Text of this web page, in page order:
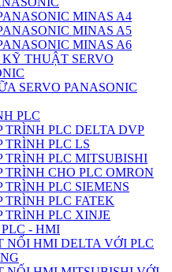
MINAS A4
MINAS A5
MINAS A6
KỸ THUẬT SERVO
SERVO PANASONIC
PLC
TRÌNH PLC DELTA DVP
TRÌNH PLC LS
TRÌNH PLC MITSUBISHI
TRÌNH CHO PLC OMRON
TRÌNH PLC SIEMENS
TRÌNH PLC FATEK
TRÌNH PLC XINJE
- HMI
NỐI HMI DELTA VỚI PLC